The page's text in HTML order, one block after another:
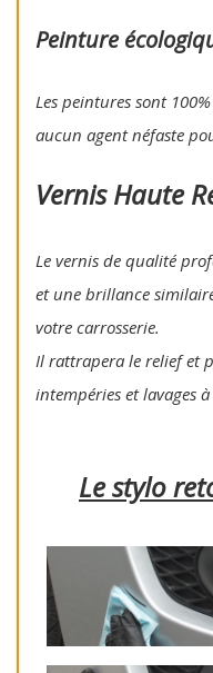
Peinture
Les peintures sont
aucun agent néfaste
Vernis Haute
Le vernis de qualité
et une brillance
votre carrosserie.
Il rattrapera le relief et
intempéries et lavages
Le stylo